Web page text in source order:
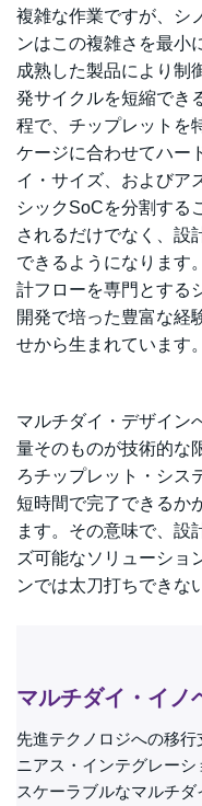
複雑な作業ですが、シ
ンはこの複雑さを最小
成熟した製品により制
発サイクルを短縮でき
程で、チップレットを
ケージに合わせてハー
イ・サイズ、およびア
シックSoCを分割する
されるだけでなく、設
できるようになります
計フローを専門とする
開発で培った豊富な経
せから生まれています。
マルチダイ・デザイン
量そのものが技術的な
ろチップレット・シス
短時間で完了できるか
ます。その意味で、設
ズ可能なソリューショ
ンでは太刀打ちできな
マルチダイ・イノ
先進テクノロジへの移
ニアス・インテグレー
スケーラブルなマルチ